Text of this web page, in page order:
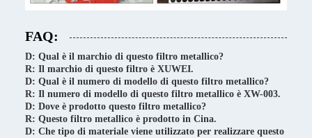
FAQ:
D: Qual è il marchio di questo filtro metallico?
R: Il marchio di questo filtro è XUWEI.
D: Qual è il numero di modello di questo filtro metallico?
R: Il numero di modello di questo filtro metallico è XW-003.
D: Dove è prodotto questo filtro metallico?
R: Questo filtro metallico è prodotto in Cina.
D: Che tipo di materiale viene utilizzato per realizzare questo